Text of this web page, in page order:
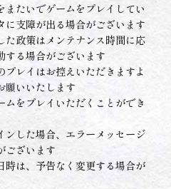
またいでゲームをプレイしてい
に支障が出る場合がございます
た政策はメンテナンス時間に応
する場合がございます
プレイはお控えいただきますよ
願いいたします
ムをプレイいただくことができ
ンした場合、エラーメッセージ
ございます
時は、予告なく変更する場合が